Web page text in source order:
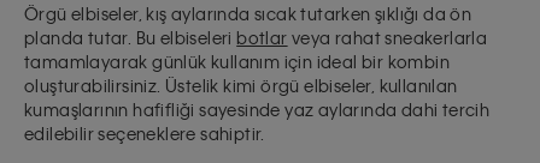
Örgü elbiseler, kış aylarında sıcak tutarken şıklığı da ön
planda tutar. Bu elbiseleri botlar veya rahat sneakerlarla
tamamlayarak günlük kullanım için ideal bir kombin
oluşturabilirsiniz. Üstelik kimi örgü elbiseler, kullanılan
kumaşlarının hafifliği sayesinde yaz aylarında dahi tercih
edilebilir seçeneklere sahiptir.